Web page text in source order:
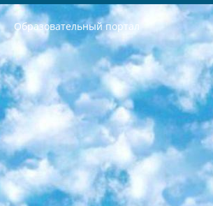
Образовательный портал
РЕСПУБЛИКА УЗБЕКИСТАН МИНИСТРЕРСТВО ДОШКОЛЬНОГО И ШКОЛЬНОГО ОБРАЗОВАНИЯ КОМАНДА в общеобразовательных учреждениях в 2023-2024 учебном году организация и проведение итоговой государственной аттестации обучающихся о Министра дошкольного и школьного образования Республики Узбекистан от 4 марта 2008 года (постановлением Минюста от 20 марта 2008 года № 1778 государственной регистрации) «Итоговое состояние учащихся общего среднего образования на основании положения об утверждении положения об аттестации общего среднего образования выпускной экзамен студентов в образовательных учреждениях в 2023-2024 учебном году В целях организации и прохождения аттестации приказываю: 1. Следующее: перечень предметов, по которым будет проводиться итоговая государственная аттестация и экзамен формы перевода согласно приложению 1; сертификаты международного образца, оценивающие уровень владения иностранными языками перечень согласно приложению 2; 2. Педагогический при специализированных образовательных учреждениях. научно-практический центр квалификации и международной оценки (Д.Давидова) 2024 г. До 25 марта: задания по предметам, по которым будет проводиться итоговая аттестация разработка и утверждение технических условий; итоговая аттестация на основании разработанного предметного задания разработка вопросов по предметам (устно и письменно), экзамен передача; общеобразовательные средние школы и специальные учебные заведения учащиеся выпускных классов школ и интернатов в агентской системе подготовка базы данных экзаменационных материалов и критериев оценки; перевод базы экзаменационных материалов на все языки обучения подать в Республиканский образовательный центр для изготовления; варианты экзаменов на основе разработанных контрольных материалов пусть будут поставлены задачи формирования. 3. Республиканский образовательный центр (Ш.Худайкулов) до 5 апреля 2024 года. до: база данных предоставленных экзаменационных материалов на все языки обучения перевод и экспертиза; для слепых, слабовидящих, глухих, слабослышащих и умственно отсталых детей учащиеся выпускных классов специализированных школ и школ-интернатов база данных экзаменационных материалов на всех преподаваемых языках подготовка критериев оценки; специализированные школы для умственно отсталых детей и технологии для учащихся выпускных классов школ-интернатов разработка соответствующих рекомендаций и критериев проведения ЕГЭ по естествознанию давать задания. 4. Педагогический при специализированных образовательных учреждениях. Научно-практический центр навыков и международной оценки (Д.Давидова), Республика образовательный центр (Худайкулов Ш.) итоговый государственный аттестационный экзамен ориентирован на творческое и логическое мышление при подготовке базы материалов учитывать введение заданий. 5. Следует отметить, что: сертификат государственного образца о знании общеобразовательного предмета и как минимум национальный уровень B1 по предметам на иностранных языках, указанным в Приложении 2. или международно признанный сертификат эквивалентного уровня студенты, изучающие определенный предмет, освобождаются от экзамена; по соответствующим предметам запланирована итоговая государственная аттестация за день до дня, путем жеребьевки Рабочей группой (в письменной форме по предметам, проводимым в форме) из числа сформированных вариантов выбрано 2 варианта; 2 выбранных варианта экзамена анонсированы на официальном сайте министерства и все выпускники по всей стране на основе этих вариантов проводит итоговую государственную аттестацию. 6. Государственное образование учащихся средних общеобразовательных учреждений. знания в соответствии с квалификационными требованиями, которые необходимо приобрести на основании стандартов итоговый (выпускной) контроль для 9 и 11 классов в целях тестирования Экзамены (далее – экзамены) состоят из предметов, перечисленных в приложении 1. будет сделано. 7. Экзамены пройдут с 26 мая по 15 июня 2024 г. (кроме науки физического воспитания). 8. Физическая для учащихся 9 классов общесредних образовательных учреждений. Экзамены по предмету «Образование, квалификация медицина» 1-6 мая 2024 года. сотрудники перевести под присмотр (с отклонениями в физическом или умственном развитии) специализированная школа для детей, школы-интернаты и со сколиозом школы-интернаты санаторного типа для больных детей исключены). 9. Он был слепым, слабовидящим и имел нарушения опорно-двигательного аппарата. экзамены в специализированных школах и интернатах для детей должны проводиться исходя из требований, предъявляемых к общеобразовательным учреждениям (физкультура кроме науки). 10. Специализированная школа для глухих и слабослышащих детей. и экзамены в интернатах и быть реализован в виде письменного теста по математике. 11. Специальность для умственно отсталых детей. Для 9 класса Родной язык и литературное письмо Государственный язык (язык обучения – узбекский). для неклассов) написано Математическое письмо Письменная/устная история Узбекистана Физическое воспитание практично Итоговый контроль Для 11 класса Написание родного языка и литературы (эссе) Математическое письмо Узбекский язык (обучение на узбекском языке) не посещающее общее среднее образование для учреждений)/Образовательное учреждение выбор письменный и устный Иностранный язык письменный/устный Письменная/устная история Узбекистана *По выбору студента:  Химия  Физика  Основы государственного права  География 10 бесплатных образовательных ресурсов - Мы составили подборку онлайн-проектов с интерактивными упражнениями, видеолекциями и статьями. Они помогут вам обрести новые и освежить старые знания бесплатно. 1. «ИНТУИТ» Старейшая образовательная площадка Рунета. Здесь вы найдёте сотни текстовых и видеокурсов на десятки различных тем — от программирования до психологии. Многие курсы подготовлены российскими университетами и крупными международными компаниями вроде Intel и Microsoft. Самостоятельное обучение бесплатное, но желающие могут оплатить услуги персональных наставников. 2. «Смартия» знакомит с актуальными профессиями и подсказывает, как им обучаться. Выбрав заинтересовавшую вас специальность — SMM-специалист, фотограф, веб-дизайнер или другую, — увидите список необходимых для неё умений. Чтобы вы могли освоить их самостоятельно, для каждого умения площадка отображает подборку ссылок на учебные материалы. Хотя «Смартия» ориентируется на русскоязычную аудиторию, часть контента всё же доступна только на английском. 3. «Лекторий Физтеха» Проект Московского физико-технического института (Физтеха). С его помощью вы можете смотреть онлайн серии лекций, записанные на видео в этом вузе. В числе доступных предметов — физика, биология, химия, информационные технологии и другие. К некоторым лекциям администрация ресурса прилагает готовые конспекты, которые можно скачивать в PDF-формате. 4. ITMOcourses Онлайн-площадка Санкт-Петербургского национального исследовательского университета информационных технологий, механики и оптики (ИТМО). Ресурс предоставляет свободный доступ к курсам, разработанным в этом вузе. Каталог материалов разбит на четыре категории: «Оптические системы и технологии», «Приборостроение и робототехника», «Информационные технологии» и «Биотехнологии». Курсы состоят из видеолекций, интерактивных демонстраций и заданий. 5. «КиберЛенинка» Электронная научная библиотека открытого доступа. Каталог площадки регулярно обрастает текстами статей из различных научных изданий. Сгруппированные по журналам и рубрикам публикации можно читать онлайн или скачивать целиком в PDF-формате. Проект нацелен на популяризацию науки за счёт открытого доступа к качественной информации. 6. «ПостНаука» На этом ресурсе публикуют подборки видеолекций, составленные экспертами из разных отраслей и объединённые общими темами. Среди них, к примеру, есть серии «Биоинформатика и геномика», «Культура средневековой Скандинавии» и Cinema Studies о теории кино. Каждая подборка лекций — логически связанная история, рассказанная экспертом от первого лица. Кроме того, на сайте появляются научно-образовательные статьи и тесты на разные темы. 7. «Newочём» Команда проекта «Newочём» отбирает самые интересные тексты из англоязычных СМИ и переводит те из них, за которые голосуют участники сообщества «ВКонтакте». По большей части это научно-популярные статьи. Редакторы придумывают лишь заголовки, в остальном содержание переводов соответствует оригиналам. Полные тексты можно читать прямо в социальной сети. 8. InternetUrok Онлайн-база материалов по основным дисциплинам